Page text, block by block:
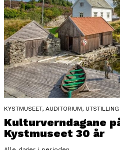
KYSTMUSEET, AUDITORIUM,
Kulturverndagane
Kystmuseet 30 år